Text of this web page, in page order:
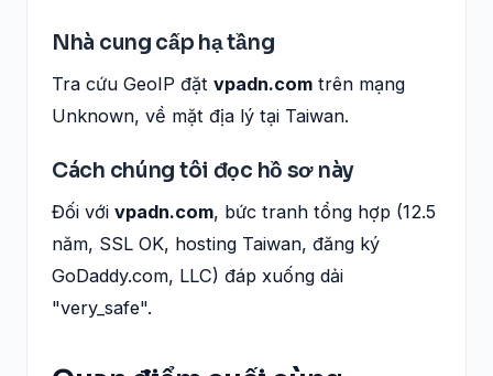
Nhà cung cấp hạ tầng
Tra cứu GeoIP đặt vpadn.com trên mạng
Unknown, về mặt địa lý tại Taiwan.
Cách chúng tôi đọc hồ sơ này
Đối với vpadn.com, bức tranh tổng hợp (12.5
năm, SSL OK, hosting Taiwan, đăng ký
GoDaddy.com, LLC) đáp xuống dải
"very_safe".